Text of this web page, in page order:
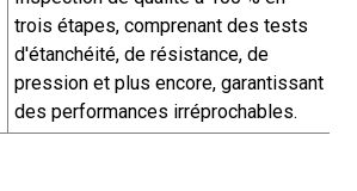
trois étapes, comprenant des tests
d'étanchéité, de résistance, de
pression et plus encore, garantissant
des performances irréprochables.